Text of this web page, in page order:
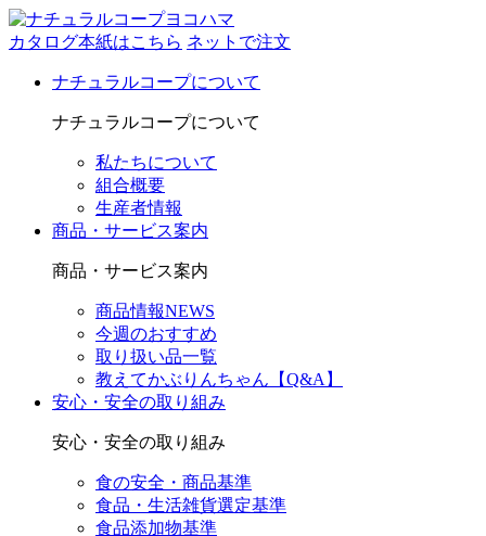
カタログ本紙はこちら ネットで注文
ナチュラルコープについて
ナチュラルコープについて
私たちについて
組合概要
生産者情報
商品・サービス案内
商品・サービス案内
商品情報NEWS
今週のおすすめ
取り扱い品一覧
教えてかぶりんちゃん【Q&A】
安心・安全の取り組み
安心・安全の取り組み
食の安全・商品基準
食品・生活雑貨選定基準
食品添加物基準